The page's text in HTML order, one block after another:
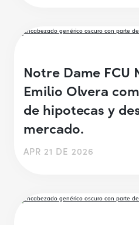
Notre Dame FCU
Emilio Olvera
de hipotecas y
mercado.
APR 21 DE 2026